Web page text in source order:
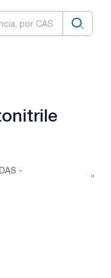
-